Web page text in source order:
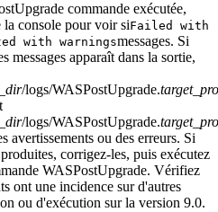
commande exécutée,
console pour voir siFailed with
with warningsmessages. Si
messages apparaît dans la sortie,
/logs/WASPostUpgrade.
/logs/WASPostUpgrade.
avertissements ou des erreurs. Si
corrigez-les, puis exécutez
WASPostUpgrade. Vérifiez
ont une incidence sur d'autres
ou d'exécution surla version 9.0.